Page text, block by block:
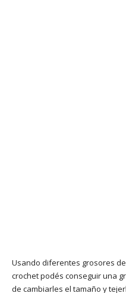
Usando diferentes grosores
crochet podés conseguir una
de cambiarles el tamaño y